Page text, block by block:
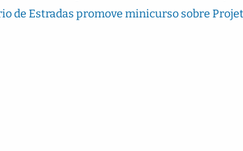
de Estradas promove minicurso sobre